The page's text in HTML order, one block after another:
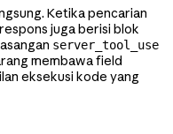
Ketika pencarian
juga berisi blok
server_tool_use
membawa field
eksekusi kode yang